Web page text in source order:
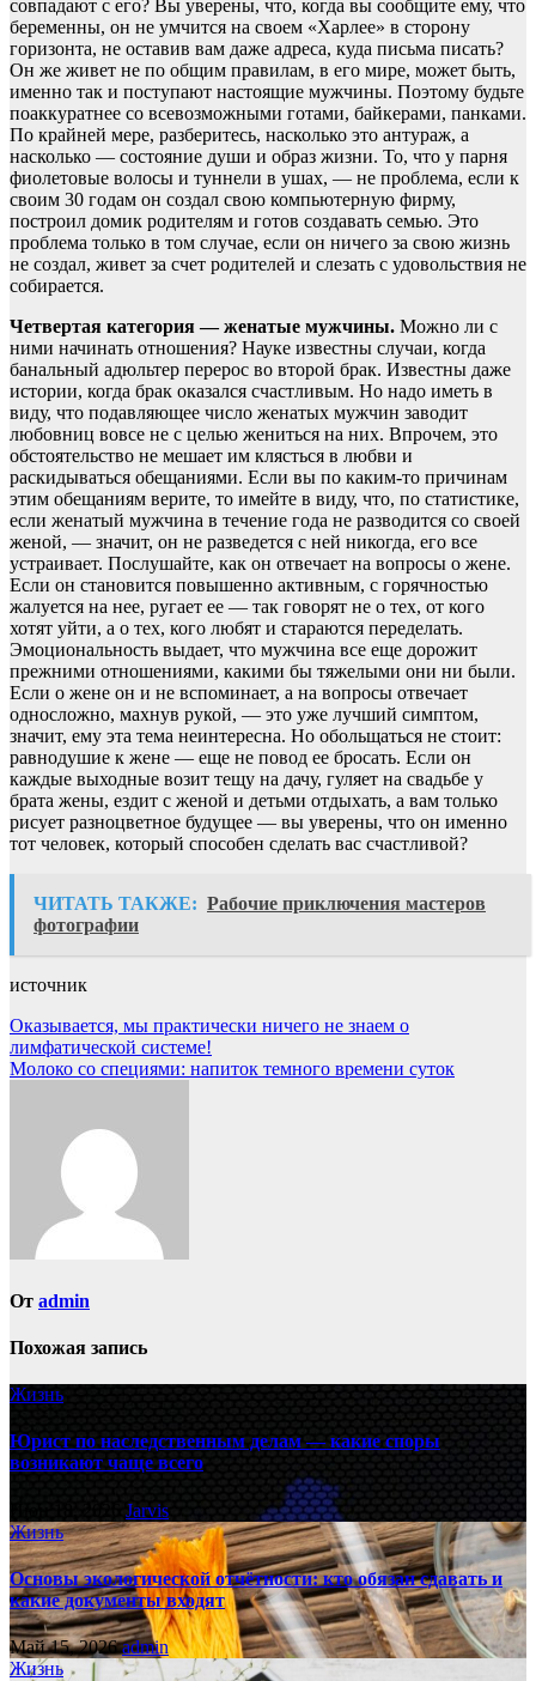
совпадают с его? Вы уверены, что, когда вы сообщите ему, что
беременны, он не умчится на своем «Харлее» в сторону
горизонта, не оставив вам даже адреса, куда письма писать?
Он же живет не по общим правилам, в его мире, может быть,
именно так и поступают настоящие мужчины. Поэтому будьте
поаккуратнее со всевозможными готами, байкерами, панками.
По крайней мере, разберитесь, насколько это антураж, а
насколько — состояние души и образ жизни. То, что у парня
фиолетовые волосы и туннели в ушах, — не проблема, если к
своим 30 годам он создал свою компьютерную фирму,
построил домик родителям и готов создавать семью. Это
проблема только в том случае, если он ничего за свою жизнь
не создал, живет за счет родителей и слезать с удовольствия не
собирается.
Четвертая категория — женатые мужчины. Можно ли с
ними начинать отношения? Науке известны случаи, когда
банальный адюльтер перерос во второй брак. Известны даже
истории, когда брак оказался счастливым. Но надо иметь в
виду, что подавляющее число женатых мужчин заводит
любовниц вовсе не с целью жениться на них. Впрочем, это
обстоятельство не мешает им клясться в любви и
раскидываться обещаниями. Если вы по каким-то причинам
этим обещаниям верите, то имейте в виду, что, по статистике,
если женатый мужчина в течение года не разводится со своей
женой, — значит, он не разведется с ней никогда, его все
устраивает. Послушайте, как он отвечает на вопросы о жене.
Если он становится повышенно активным, с горячностью
жалуется на нее, ругает ее — так говорят не о тех, от кого
хотят уйти, а о тех, кого любят и стараются переделать.
Эмоциональность выдает, что мужчина все еще дорожит
прежними отношениями, какими бы тяжелыми они ни были.
Если о жене он и не вспоминает, а на вопросы отвечает
односложно, махнув рукой, — это уже лучший симптом,
значит, ему эта тема неинтересна. Но обольщаться не стоит:
равнодушие к жене — еще не повод ее бросать. Если он
каждые выходные возит тещу на дачу, гуляет на свадьбе у
брата жены, ездит с женой и детьми отдыхать, а вам только
рисует разноцветное будущее — вы уверены, что он именно
тот человек, который способен сделать вас счастливой?
ЧИТАТЬ ТАКЖЕ: Рабочие приключения мастеров
фотографии
источник
Навигация
по
Оказывается, мы практически ничего не знаем о
лимфатической системе!
Молоко со специями: напиток темного времени суток
От admin
Похожая запись
Жизнь
Юрист по наследственным делам — какие споры
возникают чаще всего
Jarvis
Жизнь
Основы экологической отчётности: кто обязан сдавать и
какие документы входят
Май 15, 2026admin
Жизнь